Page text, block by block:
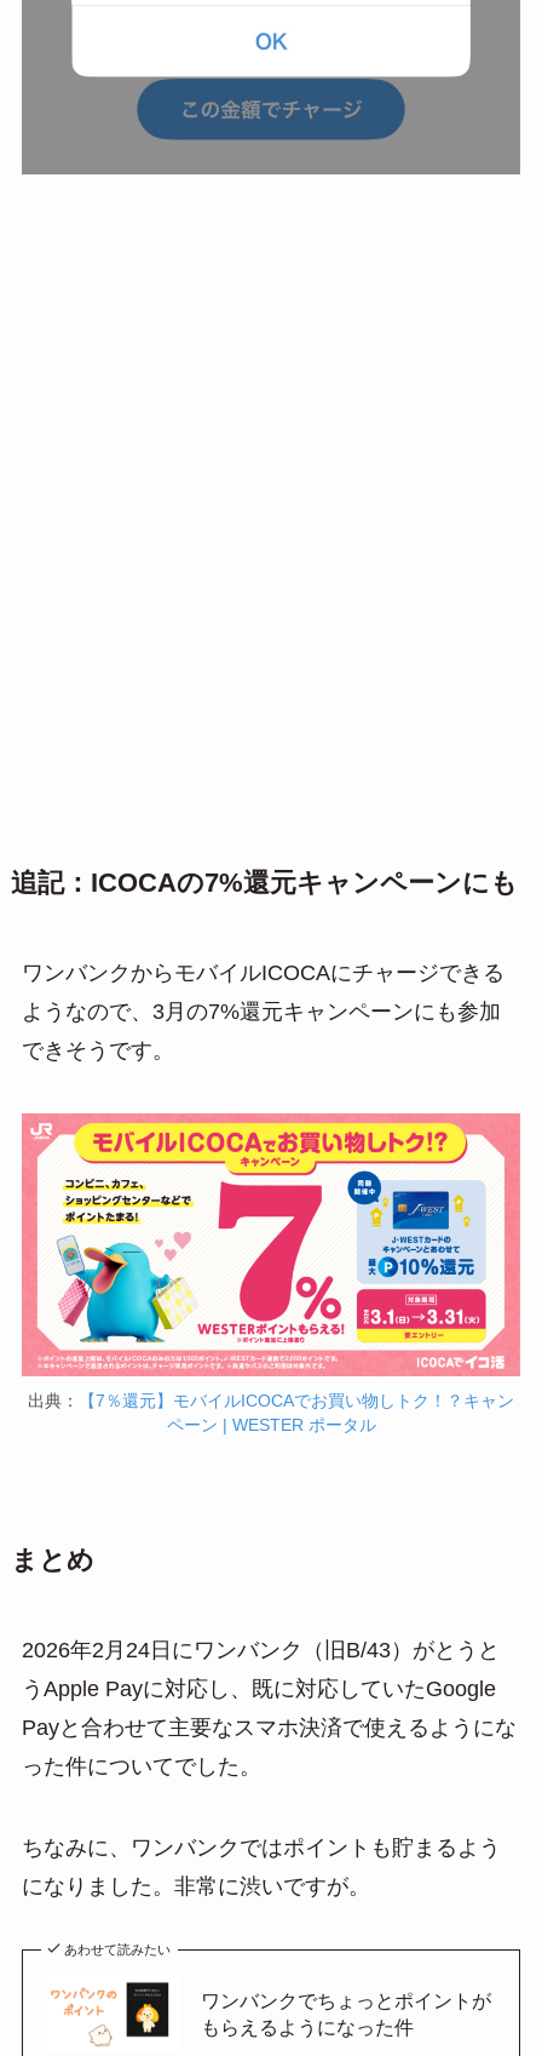
追記：ICOCAの7%還元キャンペーンにも
ワンバンクからモバイルICOCAにチャージできる
ようなので、3月の7%還元キャンペーンにも参加
できそうです。
出典：
【7％還元】モバイルICOCAでお買い物しトク！？キャン
ペーン | WESTER ポータル
まとめ
2026年2月24日にワンバンク（旧B/43）がとうと
うApple Payに対応し、既に対応していたGoogle
Payと合わせて主要なスマホ決済で使えるようにな
った件についてでした。
ちなみに、ワンバンクではポイントも貯まるよう
になりました。非常に渋いですが。
あわせて読みたい
ワンバンクでちょっとポイントが
もらえるようになった件